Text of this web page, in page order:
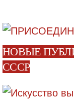
НОВЫЕ
СССР